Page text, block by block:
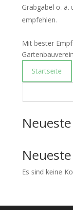
Grabgabel o. ä.
empfehlen.
Mit bester
Startseite
Es sind keine